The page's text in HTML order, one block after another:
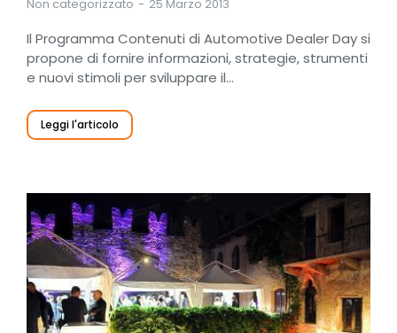
Non categorizzato 25 Marzo 2013
Il Programma Contenuti di Automotive Dealer Day si
propone di fornire informazioni, strategie, strumenti
e nuovi stimoli per sviluppare il…
Leggi l'articolo